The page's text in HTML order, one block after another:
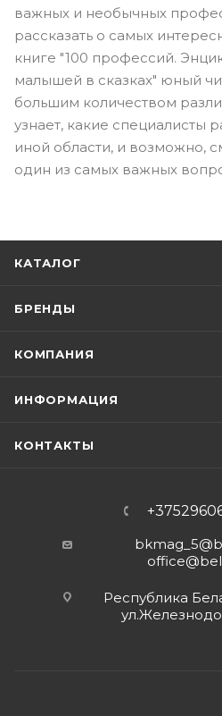
важных и необычных
рассказать о самых
книге "100 профессий.
малышей в сказках" юный
большим количеством
узнает, какие специалисты
иной области, и возможно,
один из самых важных
КАТАЛОГ
БРЕНДЫ
КОМПАНИЯ
ИНФОРМАЦИЯ
КОНТАКТЫ
Республика